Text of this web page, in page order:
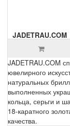
JADETRAU.COM
JADETRAU.COM
ювелирного
натуральных
выполненных
кольца, серьги и
18-каратного
качества.